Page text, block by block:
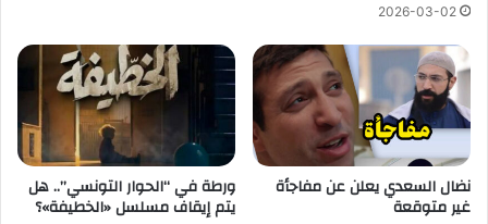
2026-03-02
نضال السعدي يعلن عن مفاجأة
غير متوقعة
ورطة في “الحوار التونسي”.. هل
يتم إيقاف مسلسل «الخطيفة»؟